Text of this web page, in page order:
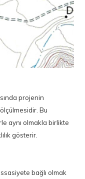
projenin
Bu
aynı olmakla birlikte
gösterir.
bağlı olmak